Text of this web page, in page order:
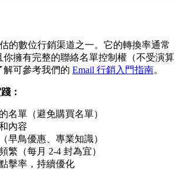
的數位行銷渠道之一。它的轉換率通常
你擁有完整的聯絡名單控制權（不受演算
解可參考我們的 Email 行銷入門指南。
：
名單（避免購買名單）
內容
早鳥優惠、專業知識）
繁（每月 2-4 封為宜）
擊率，持續優化